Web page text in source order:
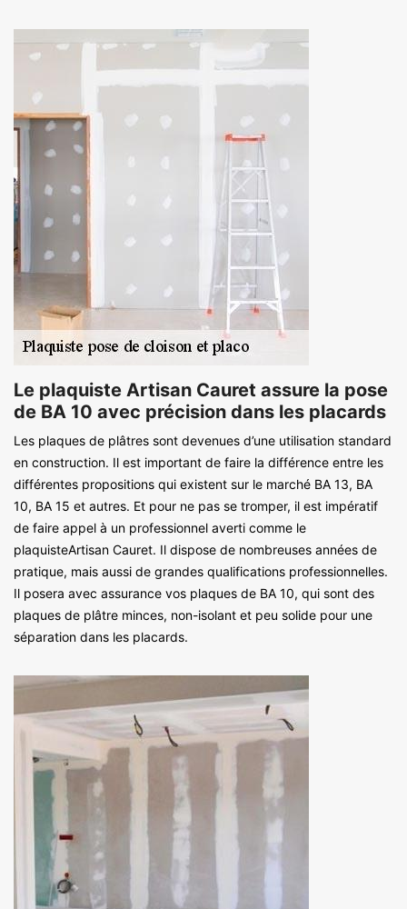
Le plaquiste Artisan Cauret assure la pose
de BA 10 avec précision dans les placards
Les plaques de plâtres sont devenues d’une utilisation standard
en construction. Il est important de faire la différence entre les
différentes propositions qui existent sur le marché BA 13, BA
10, BA 15 et autres. Et pour ne pas se tromper, il est impératif
de faire appel à un professionnel averti comme le
plaquisteArtisan Cauret. Il dispose de nombreuses années de
pratique, mais aussi de grandes qualifications professionnelles.
Il posera avec assurance vos plaques de BA 10, qui sont des
plaques de plâtre minces, non-isolant et peu solide pour une
séparation dans les placards.